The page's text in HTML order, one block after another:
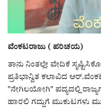
ಸುದ್ದಿ
e-paper (ಇ–ಪೇಪರ್‌)
ಪುಸ್ತಕ ಪರಿಚಯ
ವೆಂಕಟರಾಜು ( ಪರಿಚಯ)
ತಾನು ನಿಂತಲ್ಲೇ ವೇದಿಕೆ
ಪ್ರತಿಭಾನ್ವಿತ ಕಲಾವಿದ
"ನೇಗಿಲಯೋಗಿ" ಪದ್ಯದಲ್ಲಿ
ಹಾರಲಿ ಗದ್ದುಗೆ ಮುಕುಟಗಳು